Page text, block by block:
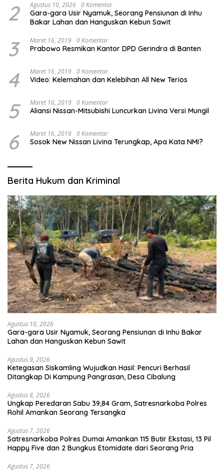
2 Agustus 10, 2026 0 Komentar
Gara-gara Usir Nyamuk, Seorang Pensiunan di Inhu
Bakar Lahan dan Hanguskan Kebun Sawit
3 Maret 16, 2019 0 Komentar
Prabowo Resmikan Kantor DPD Gerindra di Banten
4 Maret 16, 2019 0 Komentar
Video: Kelemahan dan Kelebihan All New Terios
5 Maret 16, 2019 0 Komentar
Aliansi Nissan-Mitsubishi Luncurkan Livina Versi Mungil
6 Maret 16, 2019 0 Komentar
Sosok New Nissan Livina Terungkap, Apa Kata NMI?
Berita Hukum dan Kriminal
Agustus 10, 2026
Gara-gara Usir Nyamuk, Seorang Pensiunan di Inhu Bakar
Lahan dan Hanguskan Kebun Sawit
Agustus 9, 2026
Ketegasan Siskamling Wujudkan Hasil: Pencuri Berhasil
Ditangkap Di Kampung Pangrasan, Desa Cibalung
Agustus 8, 2026
Ungkap Peredaran Sabu 39,84 Gram, Satresnarkoba Polres
Rohil Amankan Seorang Tersangka
Agustus 7, 2026
Satresnarkoba Polres Dumai Amankan 115 Butir Ekstasi, 13 Pil
Happy Five dan 2 Bungkus Etomidate dari Seorang Pria
Agustus 7, 2026